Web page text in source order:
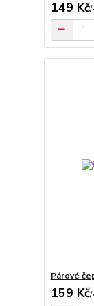
149 Kč/
Párové
159 Kč/